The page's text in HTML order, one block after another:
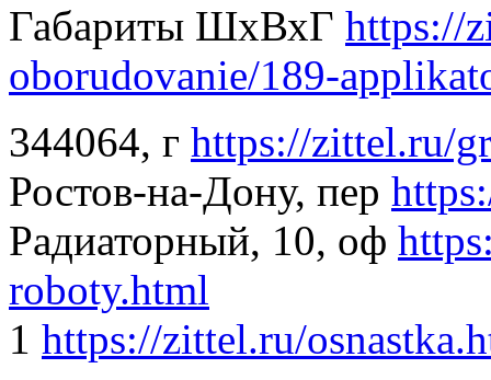
Габариты ШхВхГ https://
oborudovanie/189-
344064, г https://zittel.ru/
Ростов-на-Дону, пер
Радиаторный, 10, оф
roboty.html
1 https://zittel.ru/